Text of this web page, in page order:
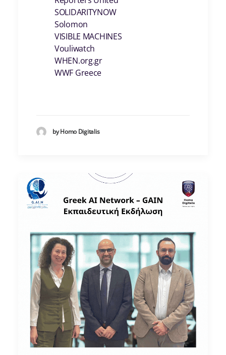
SOLIDARITYNOW
Solomon
VISIBLE MACHINES
Vouliwatch
WHEN.org.gr
WWF Greece
by Homo Digitalis